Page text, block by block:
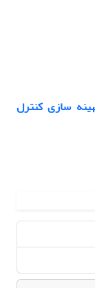
سازی کنترل